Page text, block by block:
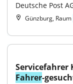
Deutsche Post
Günzburg, Raum
Servicefahrer
Fahrer-